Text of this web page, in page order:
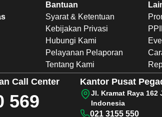
Bantuan
Syarat & Ketentuan
Kebijakan Privasi
Hubungi Kami
Pelayanan Pelaporan
Tentang Kami
Call Center
569
Kantor Pusat
Jl. Kramat Raya 162
Indonesia
021 3155 550